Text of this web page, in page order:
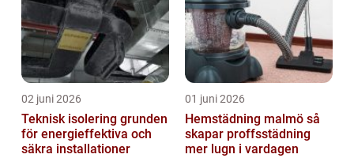
02 juni 2026
Teknisk isolering grunden
för energieffektiva och
säkra installationer
01 juni 2026
Hemstädning malmö så
skapar proffsstädning
mer lugn i vardagen